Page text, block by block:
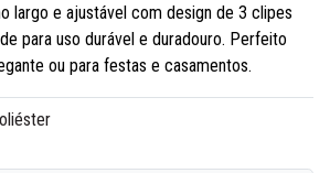
largo e ajustável com design de 3 clipes
para uso durável e duradouro. Perfeito
ou para festas e casamentos.